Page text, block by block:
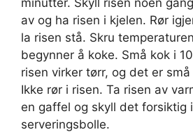
av og ha risen i kjelen. Rør
la risen stå. Skru
begynner å koke. Små kok i
risen virker tørr, og det er
Ikke rør i risen. Ta risen av
en gaffel og skyll det forsiktig
serveringsbolle.